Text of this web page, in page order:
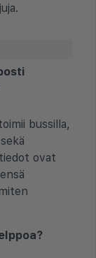
bussilla,
ovat